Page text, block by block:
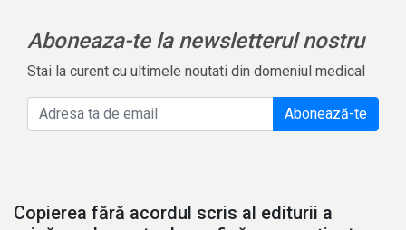
Aboneaza-te la newsletterul nostru
Stai la curent cu ultimele noutati din domeniul medical
Abonează-te
Copierea fără acordul scris al editurii a